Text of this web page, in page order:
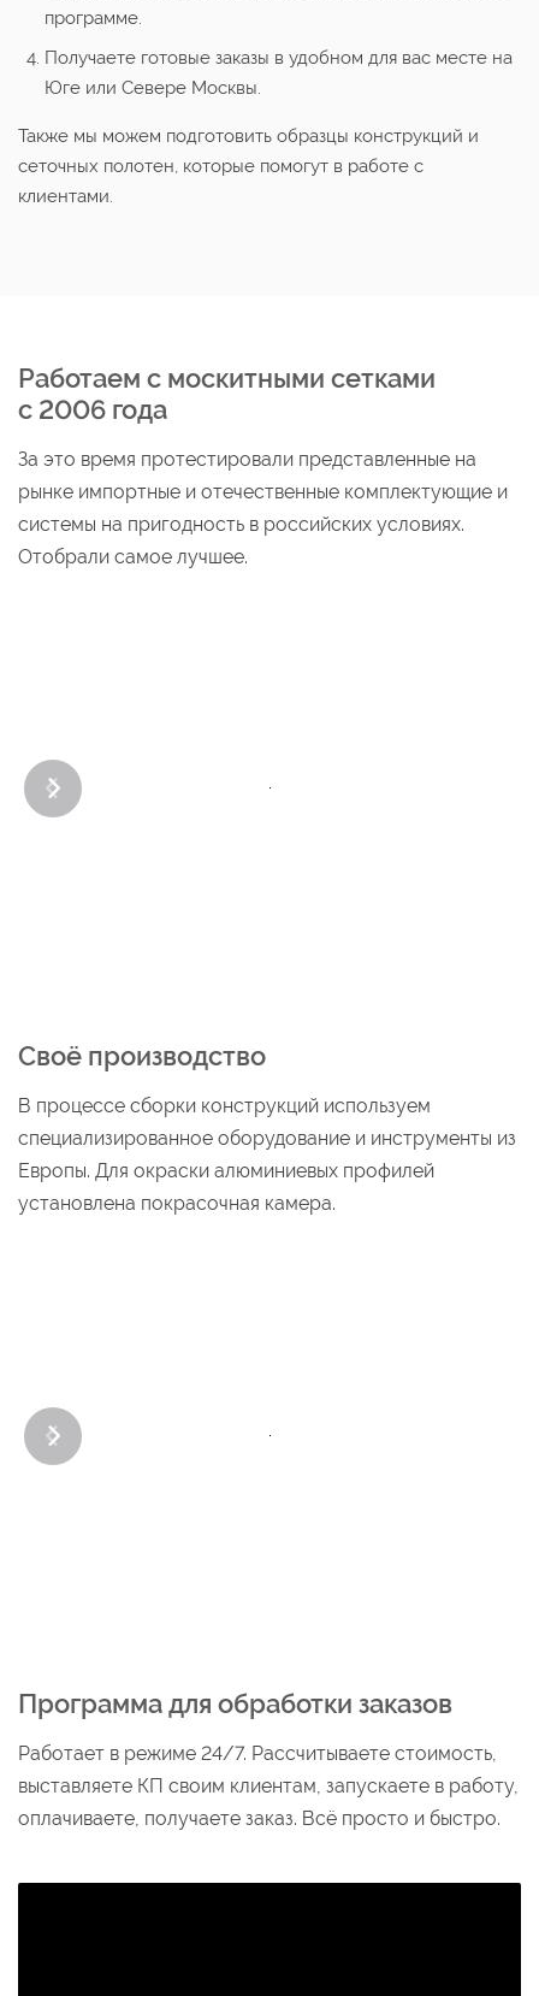
программе.
Получаете готовые заказы в удобном для вас месте на
Юге или Севере Москвы.
Также мы можем подготовить образцы конструкций и
сеточных полотен, которые помогут в работе с
клиентами.
Работаем с москитными сетками
с 2006 года
За это время протестировали представленные на
рынке импортные и отечественные комплектующие и
системы на пригодность в российских условиях.
Отобрали самое лучшее.
Своё производство
В процессе сборки конструкций используем
специализированное оборудование и инструменты из
Европы. Для окраски алюминиевых профилей
установлена покрасочная камера.
Программа для обработки заказов
Работает в режиме 24/7. Рассчитываете стоимость,
выставляете КП своим клиентам, запускаете в работу,
оплачиваете, получаете заказ. Всё просто и быстро.